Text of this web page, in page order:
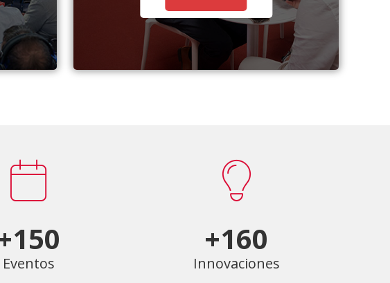
Eventos
+160
Innovaciones